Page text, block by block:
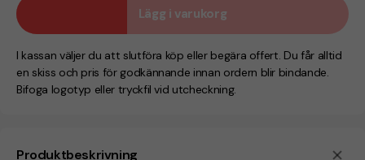
Produktbeskrivning
Lägg i varukorg
I kassan väljer du att slutföra köp eller begära offert. Du får alltid
en skiss och pris för godkännande innan ordern blir bindande.
Bifoga logotyp eller tryckfil vid utcheckning.